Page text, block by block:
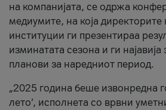
на компанијата, се одржа
медиумите, на која директорите
институции ги презентираа
изминатата сезона и ги најавија
планови за наредниот период.
„2025 година беше извонредна
лето’, исполнета со врвни